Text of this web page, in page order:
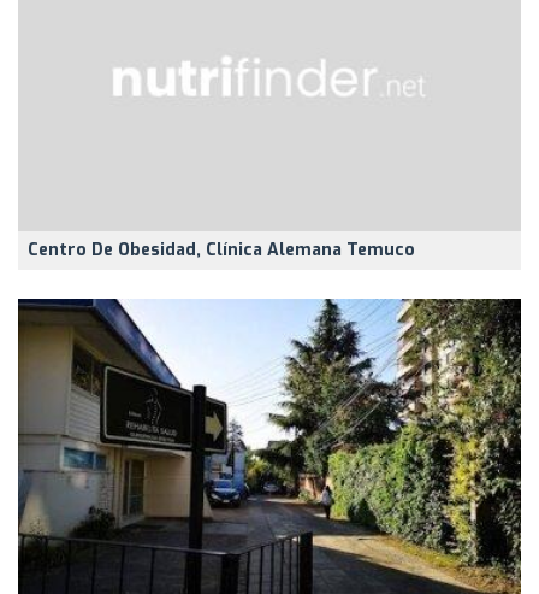
Centro De Obesidad, Clínica Alemana Temuco